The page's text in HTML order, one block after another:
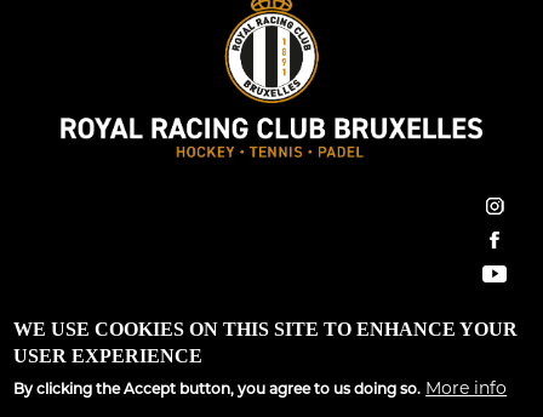
Royal Racing Club Bruxelles ©2022 All Rights Reserved
Conditions générales|
Site développé parSpargo Communications
WE USE COOKIES ON THIS SITE TO ENHANCE YOUR
USER EXPERIENCE
By clicking the Accept button, you agree to us doing so. More info